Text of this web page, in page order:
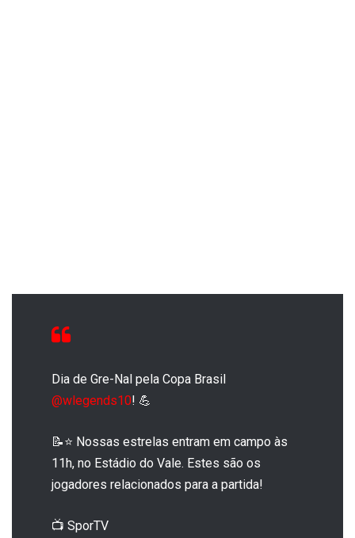
Dia de Gre-Nal pela Copa Brasil
@wlegends10! 💪
📝⭐️ Nossas estrelas entram em campo às
11h, no Estádio do Vale. Estes são os
jogadores relacionados para a partida!
📺 SporTV